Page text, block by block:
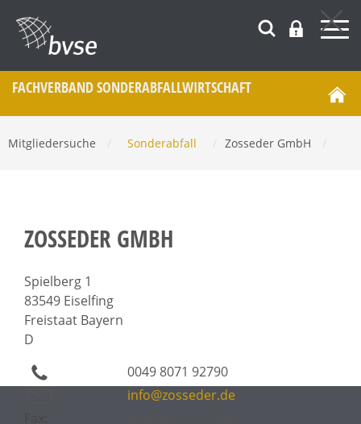
FACHVERBAND SONDERABFALL­WIRTSCHAFT
Mitgliedersuche Sonderabfall Zosseder GmbH
ZOSSEDER GMBH
Spielberg 1
83549 Eiselfing
Freistaat Bayern
D
0049 8071 92790
info@zosseder.de